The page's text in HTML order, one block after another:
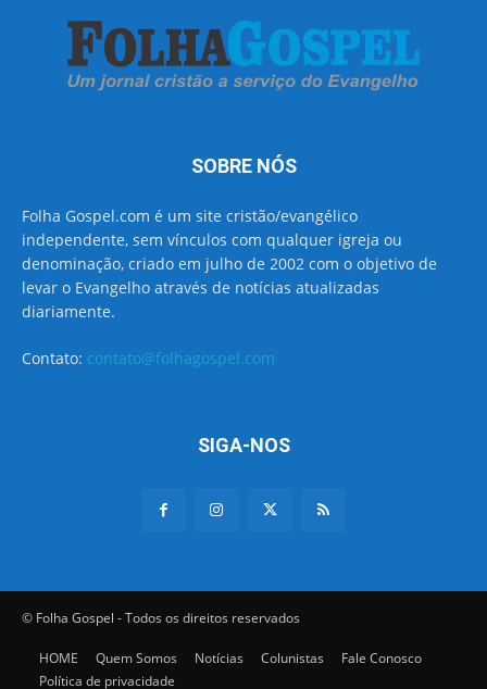
SOBRE NÓS
Folha Gospel.com é um site cristão/evangélico
independente, sem vínculos com qualquer igreja ou
denominação, criado em julho de 2002 com o objetivo de
levar o Evangelho através de notícias atualizadas
diariamente.
Contato: contato@folhagospel.com
SIGA-NOS
© Folha Gospel - Todos os direitos reservados
HOME Quem Somos Notícias Colunistas
Fale Conosco
Política de privacidade